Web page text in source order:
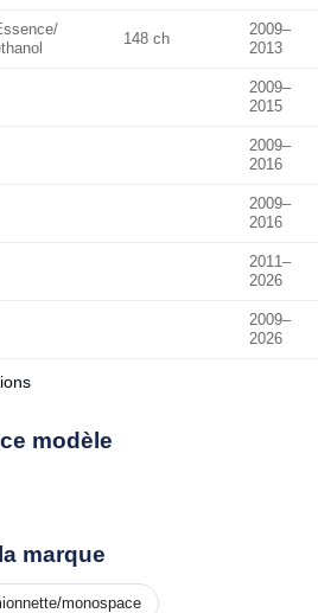
148 ch
2009–
2013
2009–
2015
2009–
2016
2009–
2016
2011–
2026
2009–
2026
modèle
marque
monospace